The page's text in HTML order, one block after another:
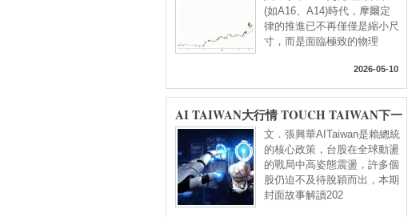
(如A16、A14)時代，摩爾定
律的推進已不再僅僅是縮小尺
寸，而是面臨極致的物理
2026-05-10
AI TAIWAN大行情 TOUCH TAIWAN下一
波大成長產業
文．張興華AITaiwan是賴總統
的核心政策，台股在全球動盪
的戰局中高姿態震盪，許多個
股仍迫不及待脫穎而出，本期
封面故事解讀202